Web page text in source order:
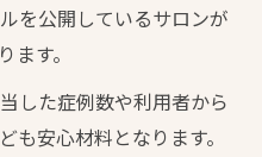
を公開しているサロンが
す。
した症例数や利用者から
も安心材料となります。